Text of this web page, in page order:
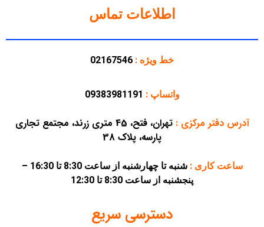
اطلاعات تماس
خط ویژه : 02167546
واتساپ : 09383981191
آدرس دفتر مرکزی:
تهران، فتح، 45 متری زرند، مجتمع تجاری
پارسه، پلاک 38
ساعت کاری :
شنبه تا چهارشنبه از ساعت 8:30 تا 16:30 –
پنجشنبه از ساعت 8:30 تا 12:30
دسترسی سریع